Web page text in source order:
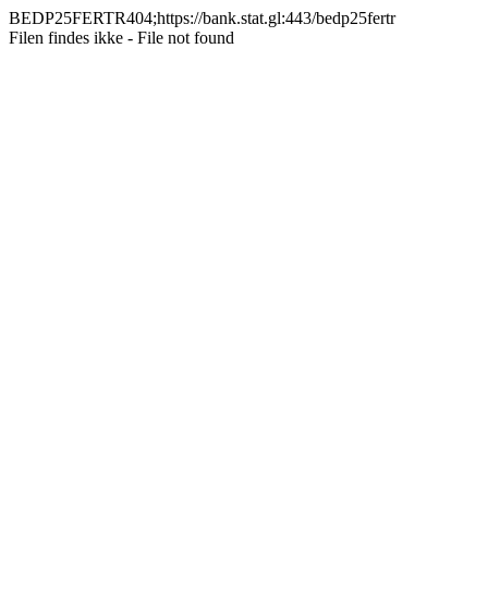
BEDP25FERTR404;https://bank.stat.gl:443/bedp25fertr
Filen findes ikke - File not found